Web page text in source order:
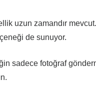
uzun zamandır
de sunuyor.
sadece fotoğraf